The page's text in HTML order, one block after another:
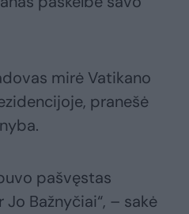
mirė Vatikano
pranešė
pašvęstas
Bažnyčiai“, – sakė